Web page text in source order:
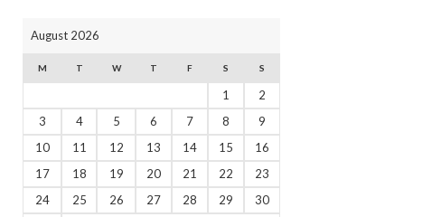
August 2026
M T W T F S S
1
2
3
4 5 6 7 8
9
10
11 12 13 14 15
16
17
18 19 20 21 22
23
24
25 26 27 28 29
30